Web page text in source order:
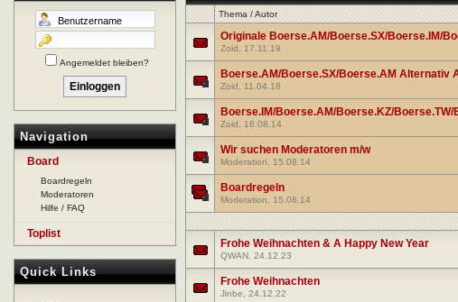
Angemeldet bleiben?
Navigation
Board
Boardregeln
Moderatoren
Hilfe / FAQ
Toplist
Quick Links
Thema/Autor
Originale Boerse.AM/Boerse.SX/Boerse.IM/
Zoid , 17.11.19
Boerse.AM/Boerse.SX/Boerse.AM Alternativ
Zoid , 11.04.18
Boerse.IM/Boerse.AM/Boerse.KZ/
Zoid , 16.08.14
Wir suchen Moderatoren m/w
Moderation, 15.08.14
Boardregeln
Moderation, 15.08.14
Frohe Weihnachten & A Happy New Year
QWAN, 24.12.23
Frohe Weihnachten
Jinbe, 24.12.22